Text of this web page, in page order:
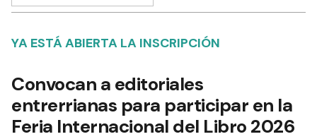
YA ESTÁ ABIERTA LA INSCRIPCIÓN
Convocan a editoriales
entrerrianas para participar en la
Feria Internacional del Libro 2026